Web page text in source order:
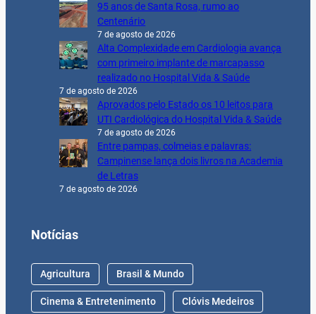
95 anos de Santa Rosa, rumo ao
Centenário
7 de agosto de 2026
Alta Complexidade em Cardiologia avança
com primeiro implante de marcapasso
realizado no Hospital Vida & Saúde
7 de agosto de 2026
Aprovados pelo Estado os 10 leitos para
UTI Cardiológica do Hospital Vida & Saúde
7 de agosto de 2026
Entre pampas, colmeias e palavras:
Campinense lança dois livros na Academia
de Letras
7 de agosto de 2026
Notícias
Agricultura Brasil & Mundo
Cinema & Entretenimento Clóvis Medeiros